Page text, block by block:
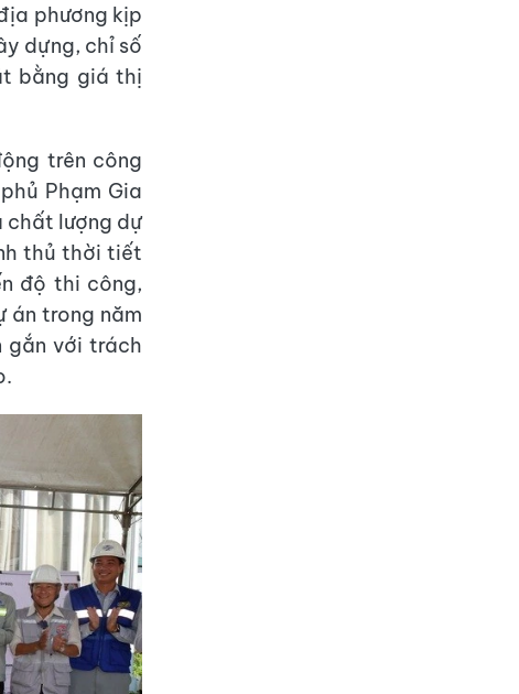
phương kịp
dựng, chỉ số
bằng giá thị
trên công
Phạm Gia
chất lượng dự
thủ thời tiết
độ thi công,
án trong năm
gắn với trách